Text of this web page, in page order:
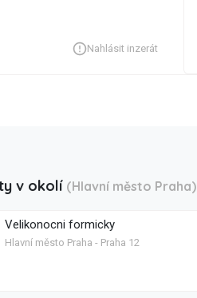
Nahlásit inzerát
v okolí (Hlavní město Praha)
Velikonocni formicky
Hlavní město Praha - Praha 12